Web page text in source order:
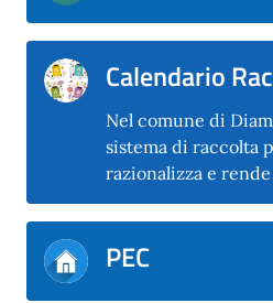
Calendario
Nel comune di
sistema di raccolta
razionalizza e rende
PEC